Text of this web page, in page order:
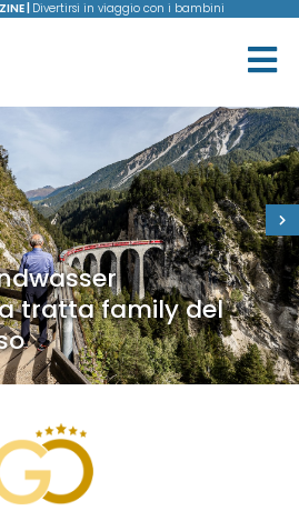
| Divertirsi in viaggio con i bambini
tratta family del